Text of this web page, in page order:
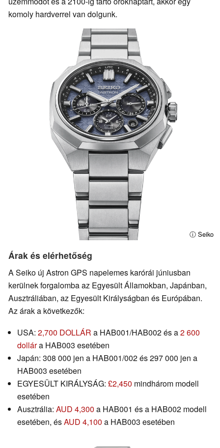
komoly hardverrel van dolgunk.
ⓘ Seiko
Árak és elérhetőség
A Seiko új Astron GPS napelemes karórái júniusban
kerülnek forgalomba az Egyesült Államokban, Japánban,
Ausztráliában, az Egyesült Királyságban és Európában.
Az árak a következők:
USA: 2,700 DOLLÁR a HAB001/HAB002 és a2 600
dollára HAB003 esetében
Japán: 308 000 jen a HAB001/002 és 297 000 jen a
HAB003 esetében
EGYESÜLT KIRÁLYSÁG: £2,450 mindhárom modell
esetében
Ausztrália: AUD 4,300 a HAB001 és a HAB002 modell
esetében, ésAUD 4,100 a HAB003 esetében